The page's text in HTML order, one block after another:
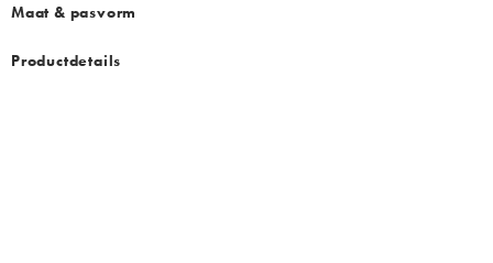
Maat & pasvorm
Productdetails